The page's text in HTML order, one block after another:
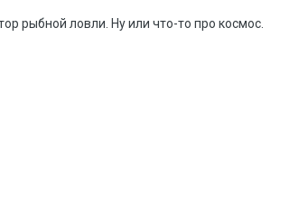
рыбной ловли. Ну или что-то про космос.